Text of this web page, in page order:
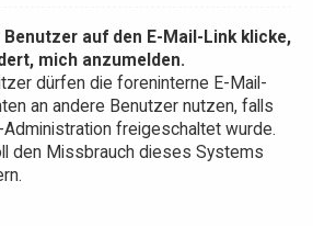
auf den E-Mail-Link klicke,
mich anzumelden.
dürfen die foreninterne E-Mail-
an andere Benutzer nutzen, falls
freigeschaltet wurde.
den Missbrauch dieses Systems